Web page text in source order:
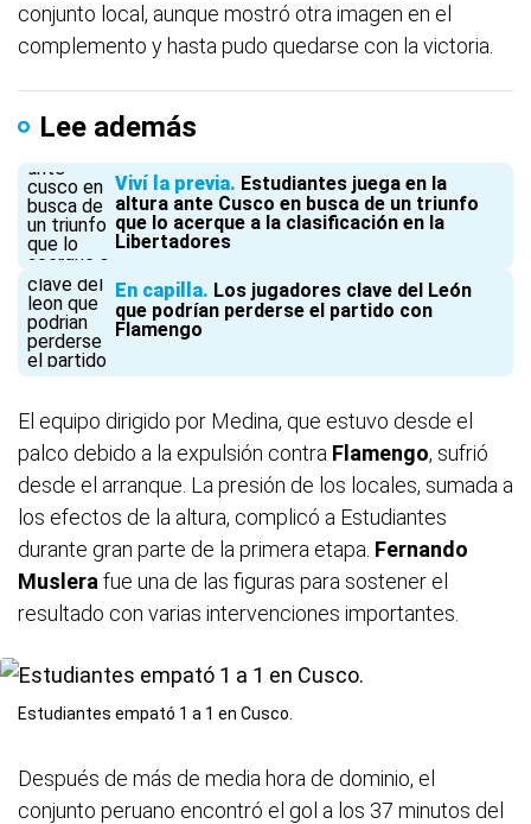
conjunto local, aunque mostró otra imagen en el
complemento y hasta pudo quedarse con la victoria.
Lee además
Viví la previa Estudiantes juega en la
altura ante Cusco en busca de un triunfo
que lo acerque a la clasificación en la
Libertadores
En capilla Los jugadores clave del León
que podrían perderse el partido con
Flamengo
El equipo dirigido por Medina, que estuvo desde el
palco debido a la expulsión contra Flamengo, sufrió
desde el arranque. La presión de los locales, sumada a
los efectos de la altura, complicó a Estudiantes
durante gran parte de la primera etapa. Fernando
Muslera fue una de las figuras para sostener el
resultado con varias intervenciones importantes.
Estudiantes empató 1 a 1 en Cusco.
Después de más de media hora de dominio, el
conjunto peruano encontró el gol a los 37 minutos del